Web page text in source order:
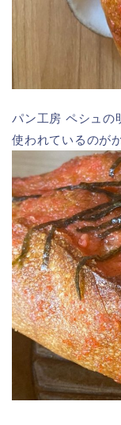
パン工房 ペシュの
使われているのが